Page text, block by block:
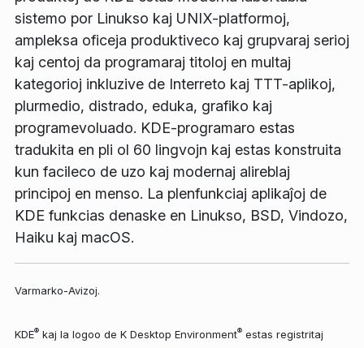
sistemo por Linukso kaj UNIX-platformoj,
ampleksa oficeja produktiveco kaj grupvaraj serioj
kaj centoj da programaraj titoloj en multaj
kategorioj inkluzive de Interreto kaj TTT-aplikoj,
plurmedio, distrado, eduka, grafiko kaj
programevoluado. KDE-programaro estas
tradukita en pli ol 60 lingvojn kaj estas konstruita
kun facileco de uzo kaj modernaj alireblaj
principoj en menso. La plenfunkciaj aplikaĵoj de
KDE funkcias denaske en Linukso, BSD, Vindozo,
Haiku kaj macOS.
Varmarko-Avizoj.
KDE® kaj la logoo de K Desktop Environment® estas registritaj